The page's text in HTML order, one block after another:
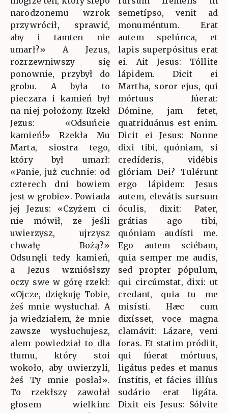
narodzonemu wzrok
przywrócił, sprawić,
aby i tamten nie
umarł?» A Jezus,
rozrzewniwszy się
ponownie, przybył do
grobu. A była to
pieczara i kamień był
na niej położony. Rzekł
Jezus: «Odsuńcie
kamień!» Rzekła Mu
Marta, siostra tego,
który był umarł:
«Panie, już cuchnie: od
czterech dni bowiem
jest w grobie». Powiada
jej Jezus: «Czyżem ci
nie mówił, ze jeśli
uwierzysz, ujrzysz
chwałę Bożą?»
Odsunęli tedy kamień,
a Jezus wzniósłszy
oczy swe w górę rzekł:
«Ojcze, dziękuję Tobie,
żeś mnie wysłuchał. A
ja wiedziałem, że mnie
zawsze wysłuchujesz,
alem powiedział to dla
tłumu, który stoi
wokoło, aby uwierzyli,
żeś Ty mnie posłał».
To rzekłszy zawołał
głosem wielkim:
semetípso, venit ad
monuméntum. Erat
autem spelúnca, et
lapis superpósitus erat
ei. Ait Jesus: Tóllite
lápidem. Dicit ei
Martha, soror ejus, qui
mórtuus fúerat:
Dómine, jam fetet,
quatriduánus est enim.
Dicit ei Jesus: Nonne
dixi tibi, quóniam, si
credíderis, vidébis
glóriam Dei? Tulérunt
ergo lápidem: Jesus
autem, elevátis sursum
óculis, dixit: Pater,
grátias ago tibi,
quóniam audísti me.
Ego autem sciébam,
quia semper me audis,
sed propter pópulum,
qui circúmstat, dixi: ut
credant, quia tu me
misísti. Hæc cum
dixísset, voce magna
clamávit: Lázare, veni
foras. Et statim pródiit,
qui fúerat mórtuus,
ligátus pedes et manus
ínstitis, et fácies illíus
sudário erat ligáta.
Dixit eis Jesus: Sólvite